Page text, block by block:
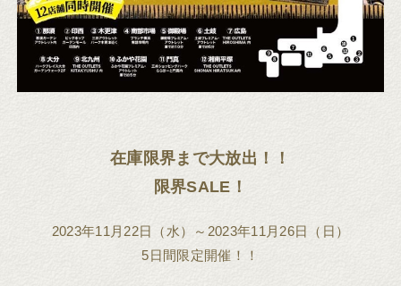
在庫限界まで大放出！！
限界SALE！
2023年11月22日（水）～2023年11月26日（日）
5日間限定開催！！